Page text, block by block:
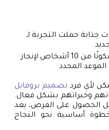
جذابة حملت التجربة لـ
أدارت فريقًا مكونًا من 10 أشخاص لإنجاز
المحدد
لأي فرد تصميم بروفايل
وخبراتهم بشكل فعال.
الحصول على الفرص، يعد
أساسية نحو النجاح